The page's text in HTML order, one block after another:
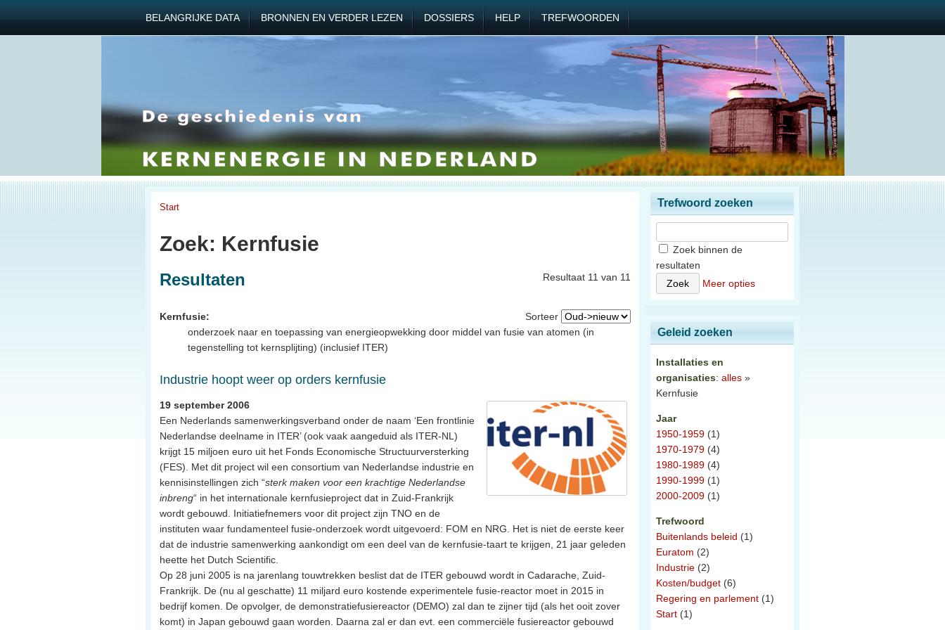
BELANGRIJKE DATA BRONNEN EN VERDER LEZEN DOSSIERS HELP TREFWOORDEN
Start
Zoek: Kernfusie
Resultaat 11 van 11
Resultaten
Sorteer
Kernfusie:
onderzoek naar en toepassing van energieopwekking door middel van fusie van atomen (in
tegenstelling tot kernsplijting) (inclusief ITER)
Industrie hoopt weer op orders kernfusie
19 september 2006
Een Nederlands samenwerkingsverband onder de naam ‘Een frontlinie
Nederlandse deelname in ITER’ (ook vaak aangeduid als ITER-NL)
krijgt 15 miljoen euro uit het Fonds Economische Structuurversterking
(FES). Met dit project wil een consortium van Nederlandse industrie en
kennisinstellingen zich “sterk maken voor een krachtige Nederlandse
inbreng“ in het internationale kernfusieproject dat in Zuid-Frankrijk
wordt gebouwd. Initiatiefnemers voor dit project zijn TNO en de
instituten waar fundamenteel fusie-onderzoek wordt uitgevoerd: FOM en NRG. Het is niet de eerste keer
dat de industrie samenwerking aankondigt om een deel van de kernfusie-taart te krijgen, 21 jaar geleden
heette het Dutch Scientific.
Op 28 juni 2005 is na jarenlang touwtrekken beslist dat de ITER gebouwd wordt in Cadarache, Zuid-
Frankrijk. De (nu al geschatte) 11 miljard euro kostende experimentele fusie-reactor moet in 2015 in
bedrijf komen. De opvolger, de demonstratiefusiereactor (DEMO) zal dan te zijner tijd (als het ooit zover
komt) in Japan gebouwd gaan worden. Daarna zal er dan evt. een commerciële fusiereactor gebouwd
Trefwoord zoeken
Zoek binnen de
resultaten
Meer opties
Geleid zoeken
Installaties en
organisaties: alles »
Kernfusie
Jaar
1950-1959 (1)
1970-1979 (4)
1980-1989 (4)
1990-1999 (1)
2000-2009 (1)
Trefwoord
Buitenlands beleid (1)
Euratom (2)
Industrie (2)
Kosten/budget (6)
Regering en parlement (1)
Start (1)